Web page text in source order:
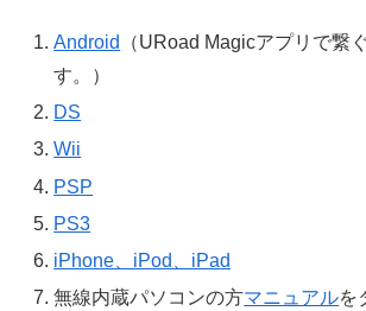
Android
（URoad Magicアプリで繋
す。）
DS
Wii
PSP
PS3
iPhone、iPod、iPad
無線内蔵パソコンの方マニュアルを